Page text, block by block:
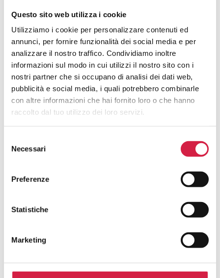
Questo sito web utilizza i cookie
Utilizziamo i cookie per personalizzare contenuti ed
annunci, per fornire funzionalità dei social media e per
analizzare il nostro traffico. Condividiamo inoltre
informazioni sul modo in cui utilizzi il nostro sito con i
nostri partner che si occupano di analisi dei dati web,
pubblicità e social media, i quali potrebbero combinarle
con altre informazioni che hai fornito loro o che hanno
raccolto dal tuo utilizzo dei loro servizi.
delNecessari
Preferenze
Statistiche
Marketing
Hai avuto un’esperienza in questa
struttura e desideri inviarci un tuo
feedback?
La tua opinione è fondamentale per noi! Scrivi una
recensione per contribuire al continuo miglioramento dei
servizi degli ospedali con il Bollino Rosa.
Nome e cognome*
E-mail*